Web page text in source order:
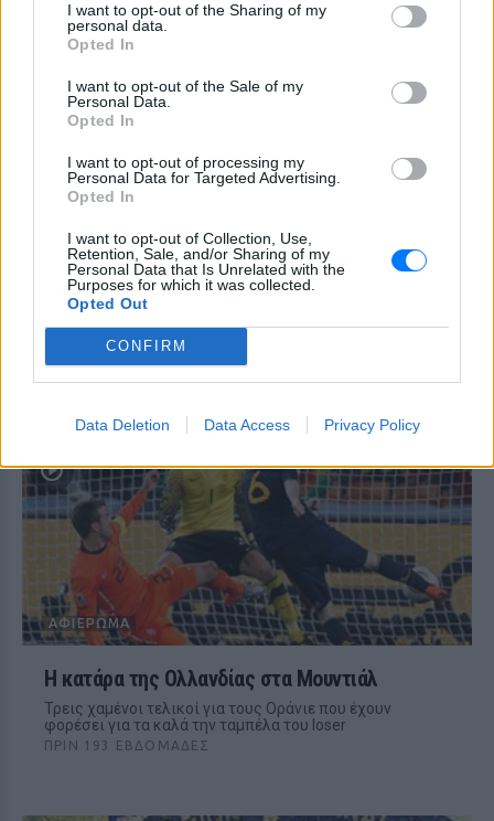
I want to opt-out of the Sharing of my
personal data.
Opted In
I want to opt-out of the Sale of my
Personal Data.
Opted In
I want to opt-out of processing my
Personal Data for Targeted Advertising.
Opted In
I want to opt-out of Collection, Use,
Retention, Sale, and/or Sharing of my
Personal Data that Is Unrelated with the
Purposes for which it was collected.
Opted Out
CONFIRM
Data Deletion Data Access Privacy Policy
ΑΦΙΈΡΩΜΑ
Μουντιάλ 2002: Τα «φαλτσοσφυρίγματα» που
έστειλαν Πορτογαλία, Ιταλία και Ισπανία στα
σπίτια τους
Οι διαιτητές έστειλαν τους συνδιοργανωτές μέχρι τα
ημιτελικά
ΠΡΙΝ 193 ΕΒΔΟΜΆΔΕΣ
ΑΦΙΈΡΩΜΑ
Η κατάρα της Ολλανδίας στα Μουντιάλ
Τρεις χαμένοι τελικοί για τους Οράνιε που έχουν
φορέσει για τα καλά την ταμπέλα του loser
ΠΡΙΝ 193 ΕΒΔΟΜΆΔΕΣ